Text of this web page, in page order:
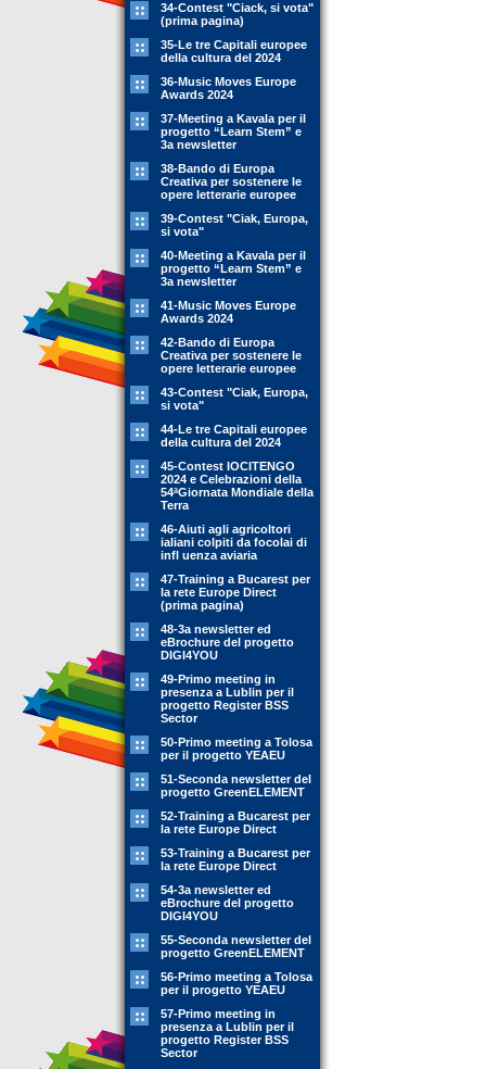
34-Contest "Ciack, si vota"
(prima pagina)
35-Le tre Capitali europee
della cultura del 2024
36-Music Moves Europe
Awards 2024
37-Meeting a Kavala per il
progetto “Learn Stem” e
3a newsletter
38-Bando di Europa
Creativa per sostenere le
opere letterarie europee
39-Contest "Ciak, Europa,
si vota"
40-Meeting a Kavala per il
progetto “Learn Stem” e
3a newsletter
41-Music Moves Europe
Awards 2024
42-Bando di Europa
Creativa per sostenere le
opere letterarie europee
43-Contest "Ciak, Europa,
si vota"
44-Le tre Capitali europee
della cultura del 2024
45-Contest IOCITENGO
2024 e Celebrazioni della
54ªGiornata Mondiale della
Terra
46-Aiuti agli agricoltori
ialiani colpiti da focolai di
infl uenza aviaria
47-Training a Bucarest per
la rete Europe Direct
(prima pagina)
48-3a newsletter ed
eBrochure del progetto
DIGI4YOU
49-Primo meeting in
presenza a Lublin per il
progetto Register BSS
Sector
50-Primo meeting a Tolosa
per il progetto YEAEU
51-Seconda newsletter del
progetto GreenELEMENT
52-Training a Bucarest per
la rete Europe Direct
53-Training a Bucarest per
la rete Europe Direct
54-3a newsletter ed
eBrochure del progetto
DIGI4YOU
55-Seconda newsletter del
progetto GreenELEMENT
56-Primo meeting a Tolosa
per il progetto YEAEU
57-Primo meeting in
presenza a Lublin per il
progetto Register BSS
Sector